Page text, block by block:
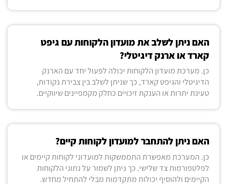
האם ניתן לשלב את מועדון הלקוחות עם גיפט
קארד או ארנק דיגיטלי?
כן. מערכת מועדון הלקוחות יכולה לפעול יחד עם הארנק
הדיגיטלי והגיפט קארד, כך שניתן לשלב בין צבירת נקודות,
טעינת יתרות או הענקת זיכויים כחלק מקמפיינים שיווקיים.
האם ניתן להתחבר למועדון לקוחות קיים?
כן. המערכת מאפשרת התממשקות למועדוני לקוחות קיימים או
לפלטפורמות צד שלישי. כך ניתן לשמור על נתוני הלקוחות
הקיימים ולהוסיף יכולות מתקדמות מבלי להתחיל מחדש.